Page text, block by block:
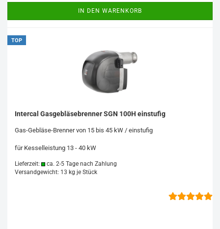
IN DEN WARENKORB
TOP
Intercal Gasgebläsebrenner SGN 100H einstufig
Gas-Gebläse-Brenner von 15 bis 45 kW / einstufig
für Kesselleistung 13 - 40 kW
Lieferzeit:
ca. 2-5 Tage nach Zahlung
Versandgewicht: 13 kg je Stück